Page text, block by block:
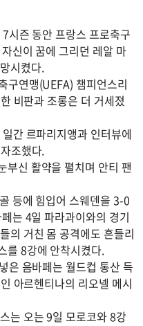
시즌 동안 프랑스 프로축구
신이 꿈에 그리던 레알 마
시켰다.
구연맹(UEFA) 챔피언스리
비판과 조롱은 더 거세졌
간 르파리지앵과 인터뷰에
조했다.
부신 활약을 펼치며 안티 팬
등에 힘입어 스웨덴을 3-0
는 4일 파라과이와의 경기
의 거친 몸 공격에도 흔들리
를 8강에 안착시켰다.
은 음바페는 월드컵 통산 득
아르헨티나의 리오넬 메시
는 오는 9일 모로코와 8강